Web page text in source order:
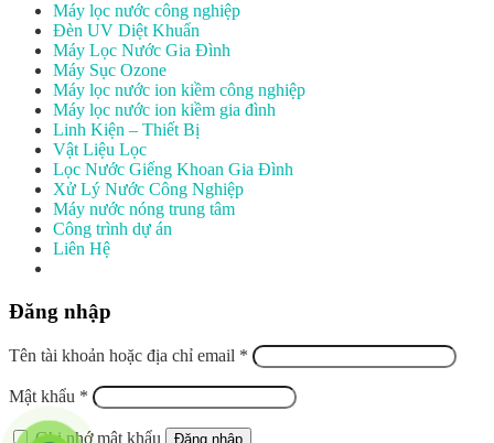
Máy lọc nước công nghiệp
Đèn UV Diệt Khuẩn
Máy Lọc Nước Gia Đình
Máy Sục Ozone
Máy lọc nước ion kiềm công nghiệp
Máy lọc nước ion kiềm gia đình
Linh Kiện – Thiết Bị
Vật Liệu Lọc
Lọc Nước Giếng Khoan Gia Đình
Xử Lý Nước Công Nghiệp
Máy nước nóng trung tâm
Công trình dự án
Liên Hệ
Đăng nhập
Tên tài khoản hoặc địa chỉ email *
Mật khẩu *
Ghi nhớ mật khẩu Đăng nhập